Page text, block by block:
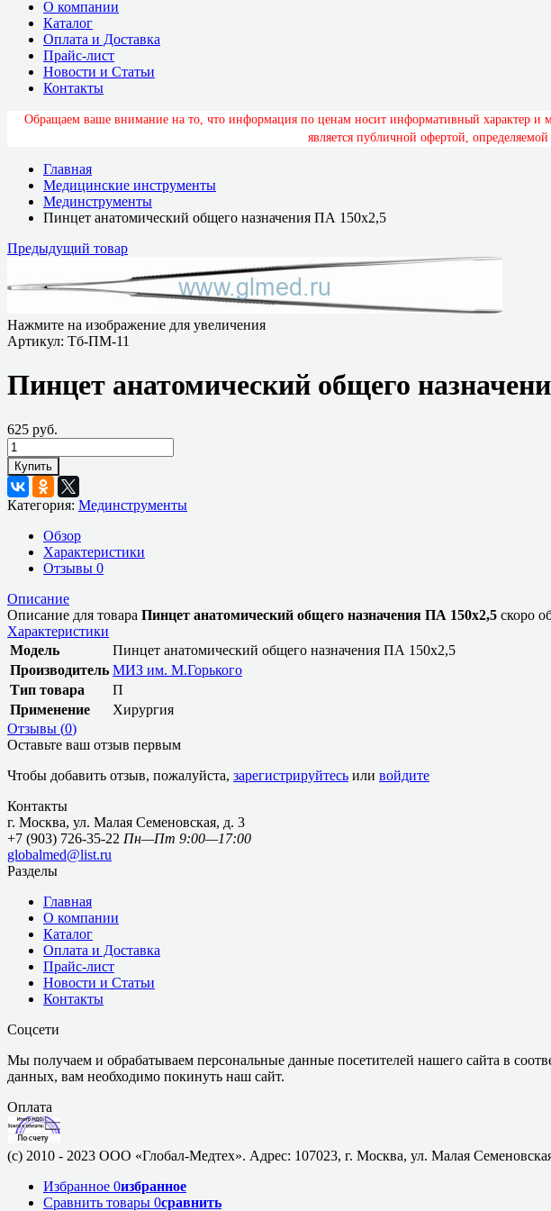
О компании
Каталог
Оплата и Доставка
Прайс-лист
Новости и Статьи
Контакты
Обращаем ваше внимание на то, что информация по ценам носит информативный характер и
является публичной офертой, определяемой
Главная
Медицинские инструменты
Мединструменты
Пинцет анатомический общего назначения ПА 150х2,5
Предыдущий товар
Нажмите на изображение для увеличения
Артикул: Тб-ПМ-11
Пинцет анатомический общего
625 руб.
Купить
Категория: Мединструменты
Обзор
Характеристики
Отзывы 0
Описание
Описание для товара Пинцет анатомический общего назначения ПА 150х2,5 скоро
Характеристики
Модель
Пинцет анатомический общего назначения ПА 150х2,5
Производитель МИЗ им. М.Горького
Тип товара
П
Применение
Хирургия
Отзывы (0)
Оставьте ваш отзыв первым
Чтобы добавить отзыв, пожалуйста, зарегистрируйтесь или войдите
Контакты
г. Москва, ул. Малая Семеновская, д. 3
+7 (903) 726-35-22 Пн—Пт 9:00—17:00
globalmed@list.ru
Разделы
Главная
О компании
Каталог
Оплата и Доставка
Прайс-лист
Новости и Статьи
Контакты
Соцсети
Мы получаем и обрабатываем персональные данные посетителей нашего сайта в
данных, вам необходимо покинуть наш сайт.
Оплата
(c) 2010 - 2023 ООО «Глобал-Медтех». Адрес: 107023, г. Москва, ул. Малая
Избранное 0избранное
Сравнить товары 0сравнить